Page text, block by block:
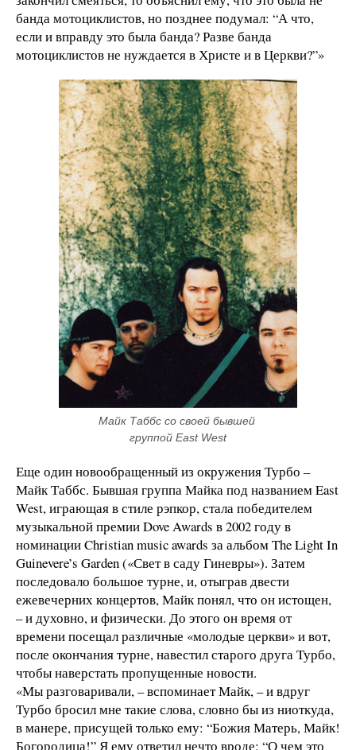
банда мотоциклистов, но позднее подумал: “А что,
если и вправду это была банда? Разве банда
мотоциклистов не нуждается в Христе и в Церкви?”»
Майк Таббс со своей бывшей
группой East West
Еще один новообращенный из окружения Турбо –
Майк Таббс. Бывшая группа Майка под названием East
West, играющая в стиле рэпкор, стала победителем
музыкальной премии Dove Awards в 2002 году в
номинации Christian music awards за альбом The Light In
Guinevere’s Garden («Свет в саду Гиневры»). Затем
последовало большое турне, и, отыграв двести
ежевечерних концертов, Майк понял, что он истощен,
– и духовно, и физически. До этого он время от
времени посещал различные «молодые церкви» и вот,
после окончания турне, навестил старого друга Турбо,
чтобы наверстать пропущенные новости.
«Мы разговаривали, – вспоминает Майк, – и вдруг
Турбо бросил мне такие слова, словно бы из ниоткуда,
в манере, присущей только ему: “Божия Матерь, Майк!
Богородица!” Я ему ответил нечто вроде: “О чем это